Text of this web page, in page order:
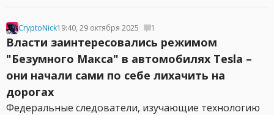
CryptoNick19:40, 29 октября 2025 1
Власти заинтересовались режимом
"Безумного Макса" в автомобилях Tesla –
они начали сами по себе лихачить на
дорогах
Федеральные следователи, изучающие технологию